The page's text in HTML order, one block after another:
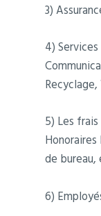
3)
4)
5) Les
de bureau,
6)